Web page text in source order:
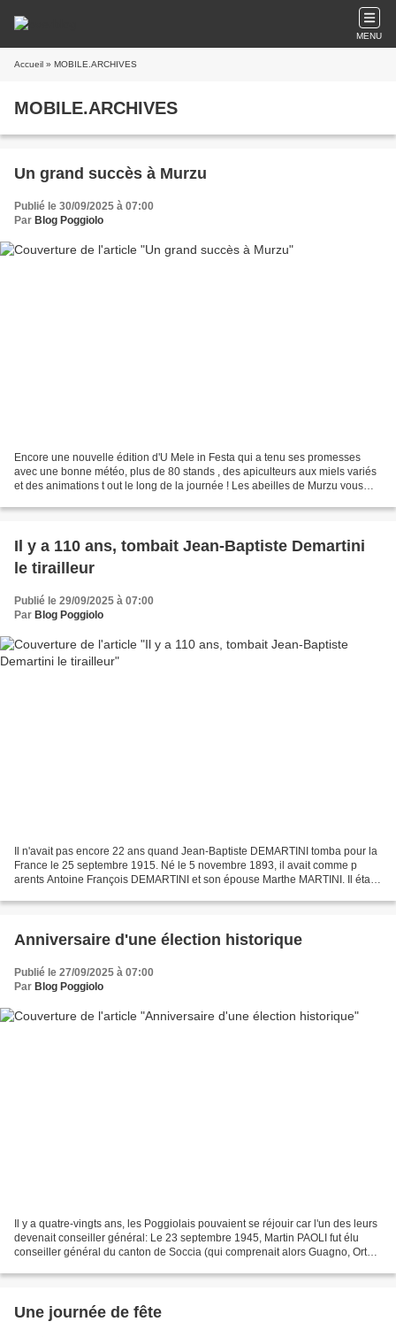
MENU
Accueil » MOBILE.ARCHIVES
MOBILE.ARCHIVES
Un grand succès à Murzu
Publié le 30/09/2025 à 07:00
Par Blog Poggiolo
Encore une nouvelle édition d'U Mele in Festa qui a tenu ses promesses
avec une bonne météo, plus de 80 stands , des apiculteurs aux miels variés
et des animations t out le long de la journée ! Les abeilles de Murzu vous
Il y a 110 ans, tombait Jean-Baptiste Demartini
le tirailleur
Publié le 29/09/2025 à 07:00
Par Blog Poggiolo
Il n'avait pas encore 22 ans quand Jean-Baptiste DEMARTINI tomba pour la
France le 25 septembre 1915. Né le 5 novembre 1893, il avait comme p
arents Antoine François DEMARTINI et son épouse Marthe MARTINI. Il était
Anniversaire d'une élection historique
Publié le 27/09/2025 à 07:00
Par Blog Poggiolo
Il y a quatre-vingts ans, les Poggiolais pouvaient se réjouir car l'un des leurs
devenait conseiller général: Le 23 septembre 1945, Martin PAOLI fut élu
conseiller général du canton de Soccia (qui comprenait alors Guagno, Orto,
Une journée de fête